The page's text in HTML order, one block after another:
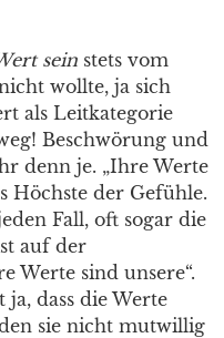
sein stets vom
wollte, ja sich
als Leitkategorie
Beschwörung und
denn je. „Ihre Werte
Höchste der Gefühle.
Fall, oft sogar die
auf der
Werte sind unsere“.
dass die Werte
sie nicht mutwillig